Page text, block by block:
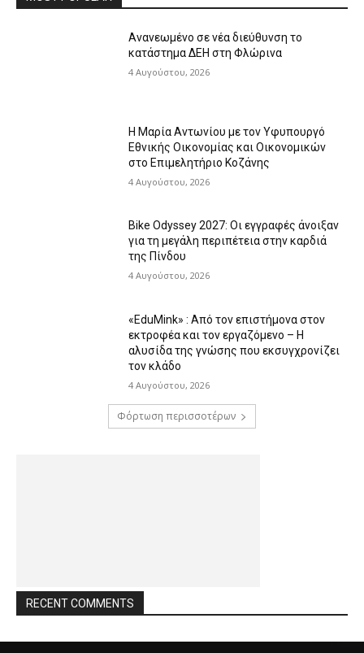
Ανανεωμένο σε νέα διεύθυνση το
κατάστημα ΔΕΗ στη Φλώρινα
4 Αυγούστου, 2026
Η Μαρία Αντωνίου με τον Υφυπουργό
Εθνικής Οικονομίας και Οικονομικών
στο Επιμελητήριο Κοζάνης
4 Αυγούστου, 2026
Bike Odyssey 2027: Οι εγγραφές άνοιξαν
για τη μεγάλη περιπέτεια στην καρδιά
της Πίνδου
4 Αυγούστου, 2026
«EduMink» : Από τον επιστήμονα στον
εκτροφέα και τον εργαζόμενο – Η
αλυσίδα της γνώσης που εκσυγχρονίζει
τον κλάδο
4 Αυγούστου, 2026
Φόρτωση περισσοτέρων
RECENT COMMENTS